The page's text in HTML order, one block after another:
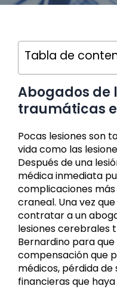
Tabla de
Abogados de
traumáticas
Pocas lesiones son
vida como las
Después de una
médica inmediata
complicaciones
craneal. Una vez
contratar a un
lesiones cerebrales
Bernardino para
compensación que
médicos, pérdida
financieras que haya